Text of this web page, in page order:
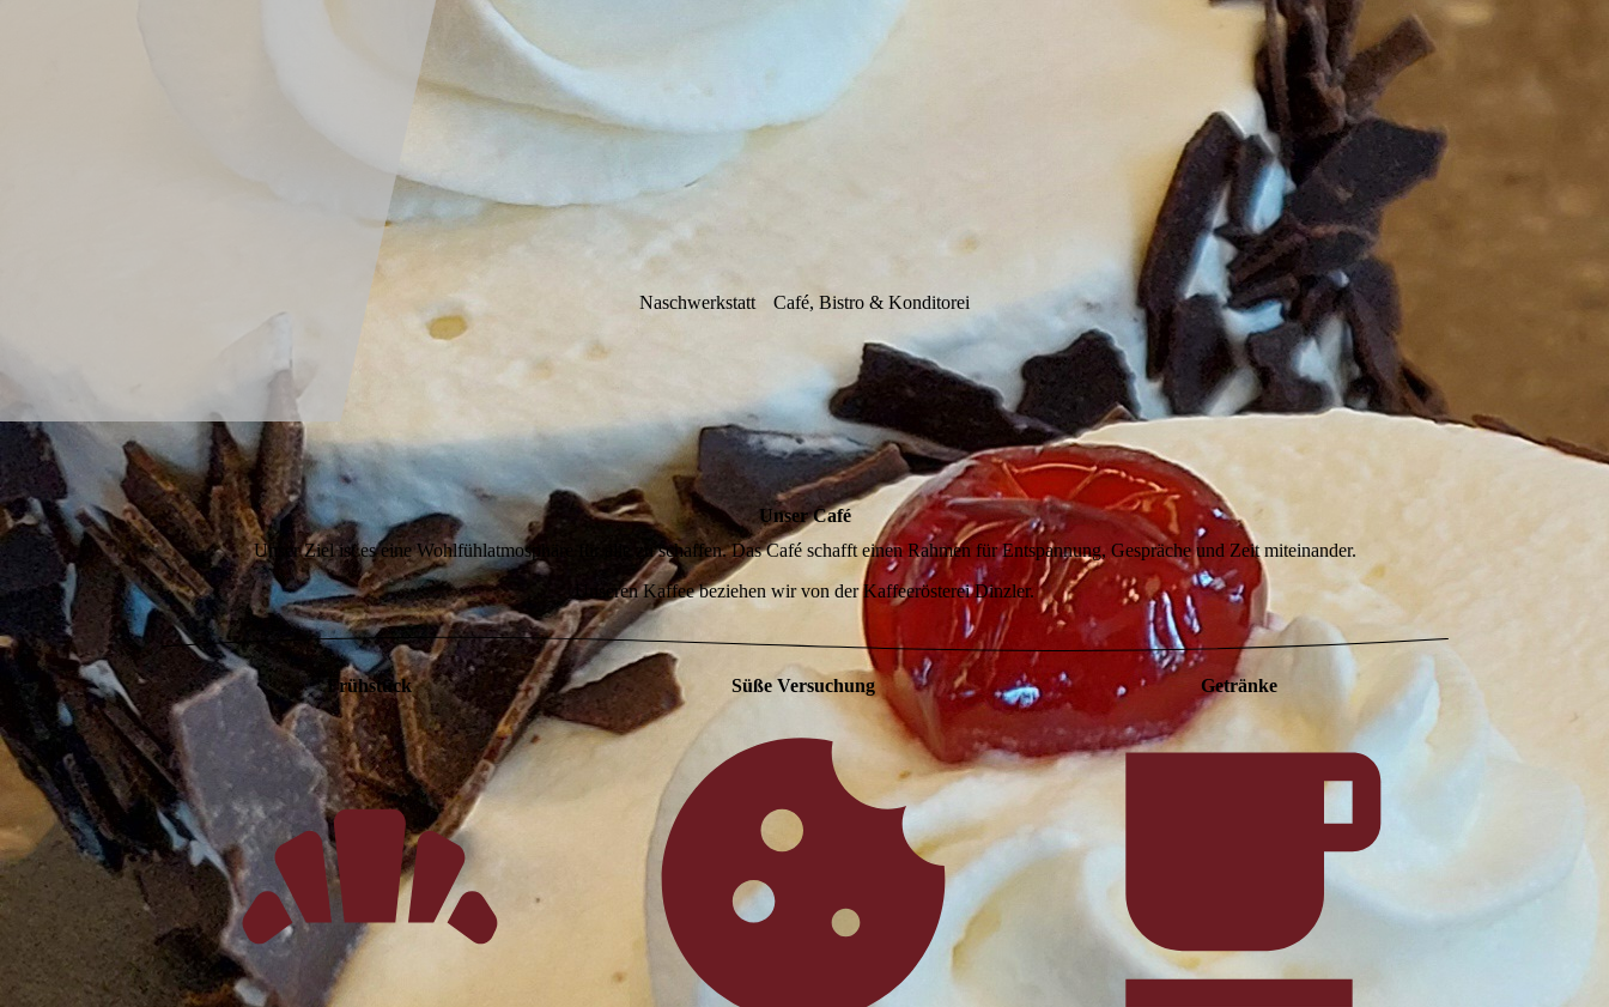
Naschwerkstatt Café, Bistro & Konditorei
Unser Café
Unser Ziel ist es eine Wohlfühlatmosphäre für alle zu schaffen. Das Café schafft einen Rahmen für Entspannung, Gespräche und Zeit miteinander.
Unseren Kaffee beziehen wir von der Kaffeerösterei Dinzler.
Frühstück Süße Versuchung Getränke